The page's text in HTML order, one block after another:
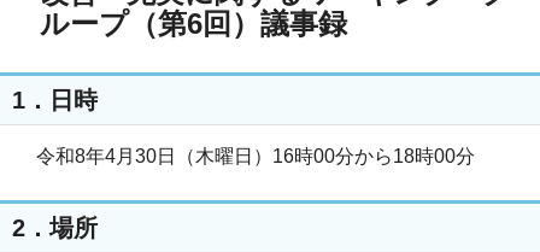
ループ（第6回）議事録
1．日時
令和8年4月30日（木曜日）16時00分から18時00分
2．場所